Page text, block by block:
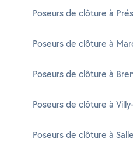
Poseurs de clôture à
Poseurs de clôture à
Poseurs de clôture à
Poseurs de clôture à
Poseurs de clôture à